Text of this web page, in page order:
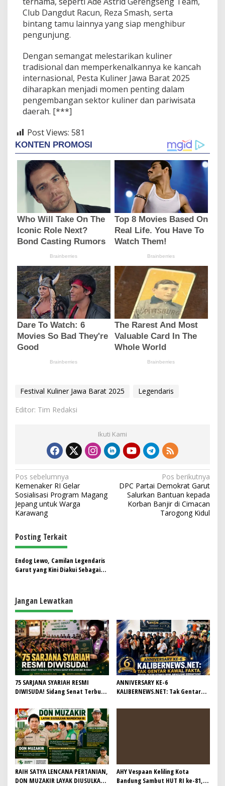
Club Dangdut Racun, Reza Smash, serta
bintang tamu lainnya yang siap menghibur
pengunjung.
Dengan semangat melestarikan kuliner
tradisional dan memperkenalkannya ke kancah
internasional, Pesta Kuliner Jawa Barat 2025
diharapkan menjadi momen penting dalam
pengembangan sektor kuliner dan pariwisata
daerah. [***]
Post Views: 581
Festival Kuliner Jawa Barat 2025
Legendaris
Editor: Tim Redaksi
Ikuti Kami
N
a
v
i
g
a
s
i
o
s
Pos sebelumnya
Kemenaker RI Gelar
Sosialisasi Program Magang
Jepang untuk Warga
Karawang
Pos berikutnya
DPC Partai Demokrat Garut
Salurkan Bantuan kepada
Korban Banjir di Cimacan
Tarogong Kidul
Posting Terkait
Endog Lewo, Camilan Legendaris
Garut yang Kini Diakui Sebagai
Jangan Lewatkan
75 SARJANA SYARIAH RESMI
DIWISUDA! Sidang Senat Terbuka
Khidmat, Siapkan Lulusan
Berdaya Saing dan Berintegritas
ANNIVERSARY KE-6
KALIBERNEWS.NET: Tak Gentar
Redaksi Demi Jurnalisme
RAIH SATYA LENCANA PERTANIAN,
DON MUZAKIR LAYAK DIUSULKAN
AHY Vespaan Keliling Kota
Bandung Sambut HUT RI ke-81,